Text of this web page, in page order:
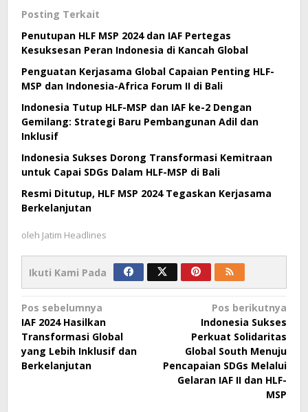
Posting Terkait
Penutupan HLF MSP 2024 dan IAF Pertegas
Kesuksesan Peran Indonesia di Kancah Global
Penguatan Kerjasama Global Capaian Penting HLF-
MSP dan Indonesia-Africa Forum II di Bali
Indonesia Tutup HLF-MSP dan IAF ke-2 Dengan
Gemilang: Strategi Baru Pembangunan Adil dan
Inklusif
Indonesia Sukses Dorong Transformasi Kemitraan
untuk Capai SDGs Dalam HLF-MSP di Bali
Resmi Ditutup, HLF MSP 2024 Tegaskan Kerjasama
Berkelanjutan
oleh Jatim Headlines
Ikuti Kami Pada
Navigasi
pos
Pos sebelumnya
IAF 2024 Hasilkan
Transformasi Global
yang Lebih Inklusif dan
Berkelanjutan
Pos berikutnya
Indonesia Sukses
Perkuat Solidaritas
Global South Menuju
Pencapaian SDGs Melalui
Gelaran IAF II dan HLF-
MSP